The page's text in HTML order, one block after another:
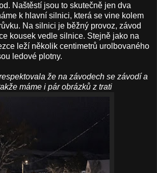
Naštěstí jsou to skutečně jen dva
k hlavní silnici, která se vine kolem
Na silnici je běžný provoz, závod
kousek vedle silnice. Stejně jako na
leží několik centimetrů urolbovaného
ledové plotny.
že na závodech se závodí a
máme i pár obrázků z trati